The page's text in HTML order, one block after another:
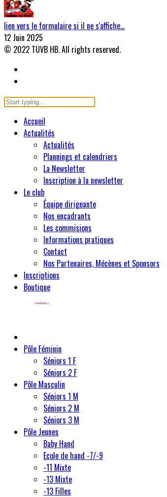
lien vers le formulaire si il ne s'affiche…
12 Juin 2025
© 2022 TUVB HB. All rights reserved.
Accueil
Actualités
Actualités
Plannings et calendriers
La Newsletter
Inscription à la newsletter
Le club
Équipe dirigeante
Nos encadrants
Les commisions
Informations pratiques
Contact
Nos Partenaires, Mécènes et Sponsors
Inscriptions
Boutique
Pôle Féminin
Séniors 1 F
Séniors 2 F
Pôle Masculin
Séniors 1 M
Séniors 2 M
Séniors 3 M
Pôle Jeunes
Baby Hand
Ecole de hand -7/-9
-11 Mixte
-13 Mixte
-13 Filles